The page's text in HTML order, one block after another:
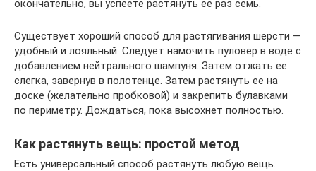
окончательно, вы успеете растянуть ее раз семь.
Существует хороший способ для растягивания шерсти —
удобный и лояльный. Следует намочить пуловер в воде с
добавлением нейтрального шампуня. Затем отжать ее
слегка, завернув в полотенце. Затем растянуть ее на
доске (желательно пробковой) и закрепить булавками
по периметру. Дождаться, пока высохнет полностью.
Как растянуть вещь: простой метод
Есть универсальный способ растянуть любую вещь.